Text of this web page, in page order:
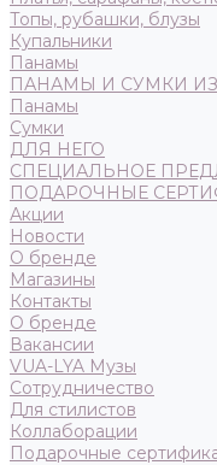
Топы, рубашки, блузы
Купальники
Панамы
ПАНАМЫ И СУМКИ
Панамы
Сумки
ДЛЯ НЕГО
СПЕЦИАЛЬНОЕ
ПОДАРОЧНЫЕ
Акции
Новости
О бренде
Магазины
Контакты
О бренде
Вакансии
VUA-LYA Музы
Сотрудничество
Для стилистов
Коллаборации
Подарочные